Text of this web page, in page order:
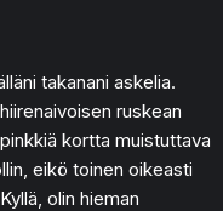
takanani askelia.
ruskean
kortta muistuttava
eikö toinen oikeasti
olin hieman